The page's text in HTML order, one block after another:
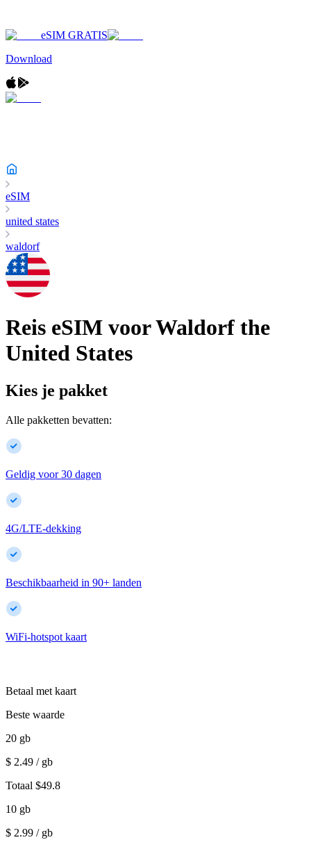
eSIM GRATIS
Download
eSIM
united states
waldorf
Reis eSIM voorWaldorf the
United States
Kies je pakket
Alle pakketten bevatten:
Geldig voor 30 dagen
4G/LTE-dekking
Beschikbaarheid in 90+ landen
WiFi-hotspot kaart
Betaal met kaart
Beste waarde
20 gb
$ 2.49 / gb
Totaal $49.8
10 gb
$ 2.99 / gb